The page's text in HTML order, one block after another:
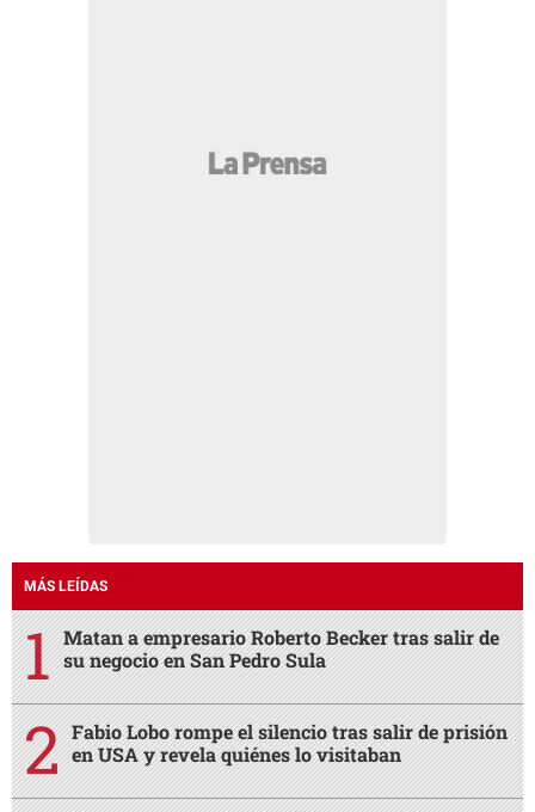
MÁS LEÍDAS
Matan a empresario Roberto Becker tras salir de
su negocio en San Pedro Sula
Fabio Lobo rompe el silencio tras salir de prisión
en USA y revela quiénes lo visitaban